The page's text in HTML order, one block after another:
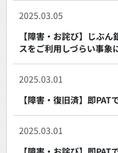
2025.03.05
【障害・お詫び】じぶ
スをご利用しづらい事象
2025.03.01
【障害・復旧済】即
2025.03.01